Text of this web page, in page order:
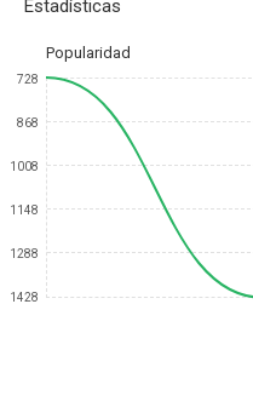
Estadísticas
Popularidad
728
868
1008
1148
1288
1428